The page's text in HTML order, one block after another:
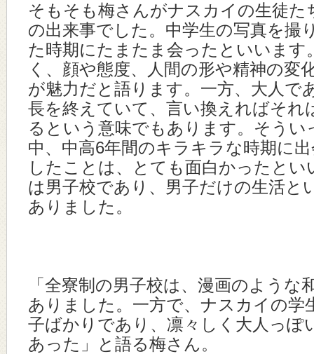
そもそも梅さんがナスカイの生徒た
の出来事でした。中学生の写真を撮
た時期にたまたま会ったといいます
く、顔や態度、人間の形や精神の変
が魅力だと語ります。一方、大人で
長を終えていて、言い換えればそれ
るという意味でもあります。そうい
中、中高6年間のキラキラな時期に
したことは、とても面白かったと
は男子校であり、男子だけの生活と
ありました。
「全寮制の男子校は、漫画のような
ありました。一方で、ナスカイの学
子ばかりであり、凛々しく大人っぽ
あった」と語る梅さん。